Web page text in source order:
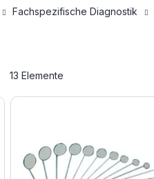
Fachspezifische Diagnostik
sortieren
13 Elemente